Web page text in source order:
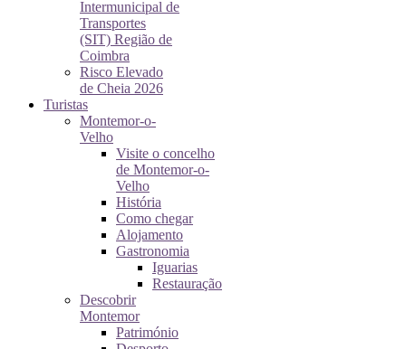
Intermunicipal de
Transportes
(SIT) Região de
Coimbra
Risco Elevado
de Cheia 2026
Turistas
Montemor-o-
Velho
Visite o concelho
de Montemor-o-
Velho
História
Como chegar
Alojamento
Gastronomia
Iguarias
Restauração
Descobrir
Montemor
Património